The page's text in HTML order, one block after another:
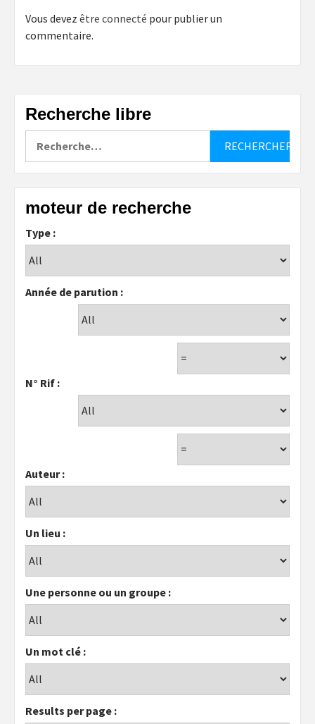
Vous devez être connecté pour publier un
commentaire.
Recherche libre
moteur de recherche
Type :
Année de parution :
N° Rif :
Auteur :
Un lieu :
Une personne ou un groupe :
Un mot clé :
Results per page :